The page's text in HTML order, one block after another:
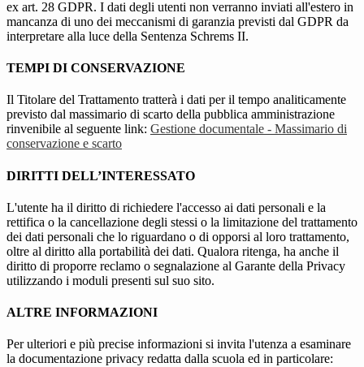
ex art. 28 GDPR. I dati degli utenti non verranno inviati all'estero in
mancanza di uno dei meccanismi di garanzia previsti dal GDPR da
interpretare alla luce della Sentenza Schrems II.
TEMPI DI CONSERVAZIONE
Il Titolare del Trattamento tratterà i dati per il tempo analiticamente
previsto dal massimario di scarto della pubblica amministrazione
rinvenibile al seguente link: Gestione documentale - Massimario di
conservazione e scarto
DIRITTI DELL’INTERESSATO
L'utente ha il diritto di richiedere l'accesso ai dati personali e la
rettifica o la cancellazione degli stessi o la limitazione del trattamento
dei dati personali che lo riguardano o di opporsi al loro trattamento,
oltre al diritto alla portabilità dei dati. Qualora ritenga, ha anche il
diritto di proporre reclamo o segnalazione al Garante della Privacy
utilizzando i moduli presenti sul suo sito.
ALTRE INFORMAZIONI
Per ulteriori e più precise informazioni si invita l'utenza a esaminare
la documentazione privacy redatta dalla scuola ed in particolare: